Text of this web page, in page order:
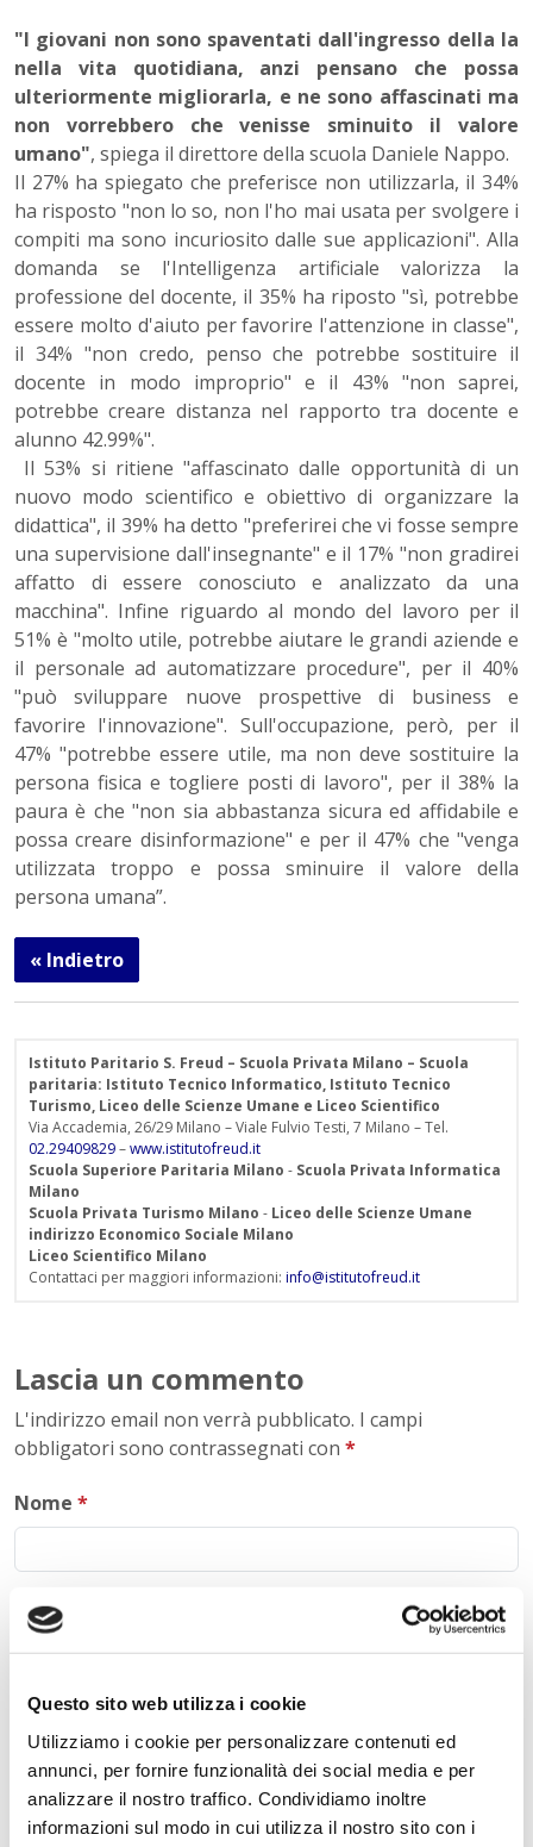
Questo sito web utilizza i cookie
Utilizziamo i cookie per personalizzare contenuti ed
annunci, per fornire funzionalità dei social media e per
analizzare il nostro traffico. Condividiamo inoltre
informazioni sul modo in cui utilizza il nostro sito con i
"I giovani non sono spaventati dall'ingresso della Ia
nella vita quotidiana, anzi pensano che possa
ulteriormente migliorarla, e ne sono affascinati ma
non vorrebbero che venisse sminuito il valore
umano", spiega il direttore della scuola Daniele Nappo.
Il 27% ha spiegato che preferisce non utilizzarla, il 34%
ha risposto "non lo so, non l'ho mai usata per svolgere i
compiti ma sono incuriosito dalle sue applicazioni". Alla
domanda se l'Intelligenza artificiale valorizza la
professione del docente, il 35% ha riposto "sì, potrebbe
essere molto d'aiuto per favorire l'attenzione in classe",
il 34% "non credo, penso che potrebbe sostituire il
docente in modo improprio" e il 43% "non saprei,
potrebbe creare distanza nel rapporto tra docente e
alunno 42.99%".
Il 53% si ritiene "affascinato dalle opportunità di un
nuovo modo scientifico e obiettivo di organizzare la
didattica", il 39% ha detto "preferirei che vi fosse sempre
una supervisione dall'insegnante" e il 17% "non gradirei
affatto di essere conosciuto e analizzato da una
macchina". Infine riguardo al mondo del lavoro per il
51% è "molto utile, potrebbe aiutare le grandi aziende e
il personale ad automatizzare procedure", per il 40%
"può sviluppare nuove prospettive di business e
favorire l'innovazione". Sull'occupazione, però, per il
47% "potrebbe essere utile, ma non deve sostituire la
persona fisica e togliere posti di lavoro", per il 38% la
paura è che "non sia abbastanza sicura ed affidabile e
possa creare disinformazione" e per il 47% che "venga
utilizzata troppo e possa sminuire il valore della
persona umana”.
« Indietro
Istituto Paritario S. Freud – Scuola Privata Milano – Scuola
paritaria: Istituto Tecnico Informatico, Istituto Tecnico
Turismo, Liceo delle Scienze Umane e Liceo Scientifico
Via Accademia, 26/29 Milano – Viale Fulvio Testi, 7 Milano – Tel.
02.29409829–www.istitutofreud.it
Scuola Superiore Paritaria Milano - Scuola Privata Informatica
Milano
Scuola Privata Turismo Milano - Liceo delle Scienze Umane
indirizzo Economico Sociale Milano
Liceo Scientifico Milano
Contattaci per maggiori informazioni: info@istitutofreud.it
Lascia un commento
L'indirizzo email non verrà pubblicato. I campi
obbligatori sono contrassegnati con *
Nome *
E-mail
Commento*